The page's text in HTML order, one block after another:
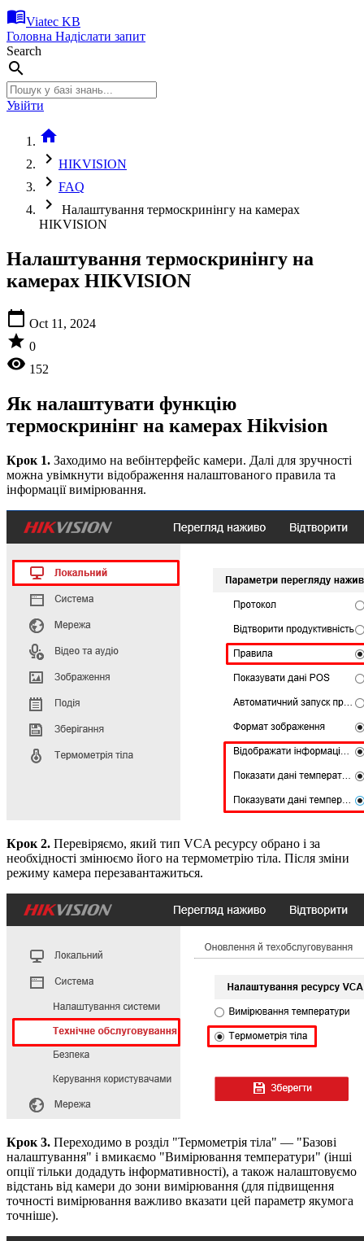
menu_bookViatec KB
Головна Надіслати запит
Search
search
Увійти
home
chevron_right HIKVISION
chevron_right FAQ
chevron_right
Налаштування термоскринінгу на камерах
HIKVISION
Налаштування термоскринінгу на
камерах HIKVISION
calendar_today Oct 11, 2024
star 0
visibility 152
Як налаштувати функцію
термоскринінг на камерах Hikvision
Крок 1. Заходимо на вебінтерфейс камери. Далі для зручності
можна увімкнути відображення налаштованого правила та
інформації вимірювання.
Крок 2. Перевіряємо, який тип VCA ресурсу обрано і за
необхідності змінюємо його на термометрію тіла. Після зміни
режиму камера перезавантажиться.
Крок 3. Переходимо в розділ "Термометрія тіла" — "Базові
налаштування" і вмикаємо "Вимірювання температури" (інші
опції тільки додадуть інформативності), а також налаштовуємо
відстань від камери до зони вимірювання (для підвищення
точності вимірювання важливо вказати цей параметр якумога
точніше).